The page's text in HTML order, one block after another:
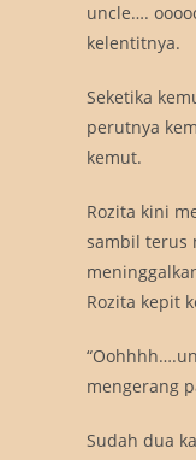
uncle….
kelentitnya.
Seketika
perutnya
kemut.
Rozita kini
sambil terus
Rozita kepit
mengerang
Sudah dua